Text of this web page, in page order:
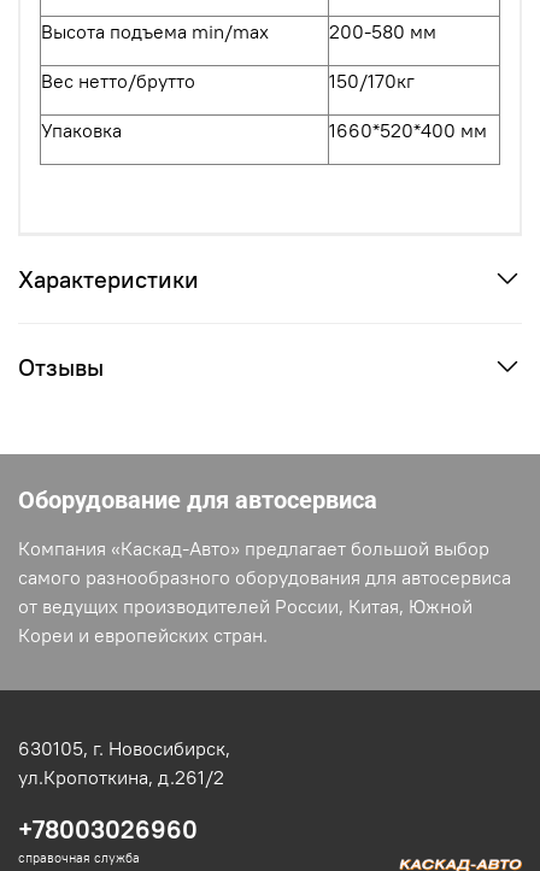
Высота подъема min/max 200-580 мм
Вес нетто/брутто 150/170кг
Упаковка 1660*520*400 мм
Характеристики
Отзывы
Оборудование для автосервиса
Компания «Каскад-Авто» предлагает большой выбор
самого разнообразного оборудования для автосервиса
от ведущих производителей России, Китая, Южной
Кореи и европейских стран.
630105, г. Новосибирск,
ул.Кропоткина, д.261/2
+78003026960
справочная служба